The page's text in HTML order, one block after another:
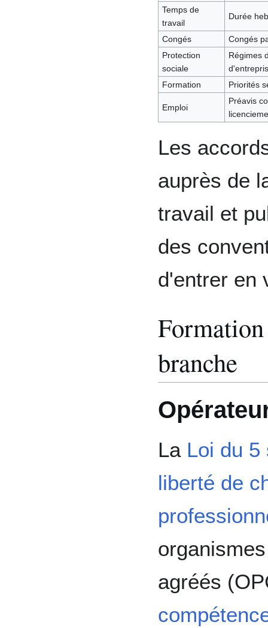
Temps de
travail
Durée
Congés
Congés
Protection
sociale
Régimes
Formation
Priorités
Emploi
Préavis
Les
auprès de
travail et
des
d'entrer en
branche
La Loi du 5
liberté de
agréés